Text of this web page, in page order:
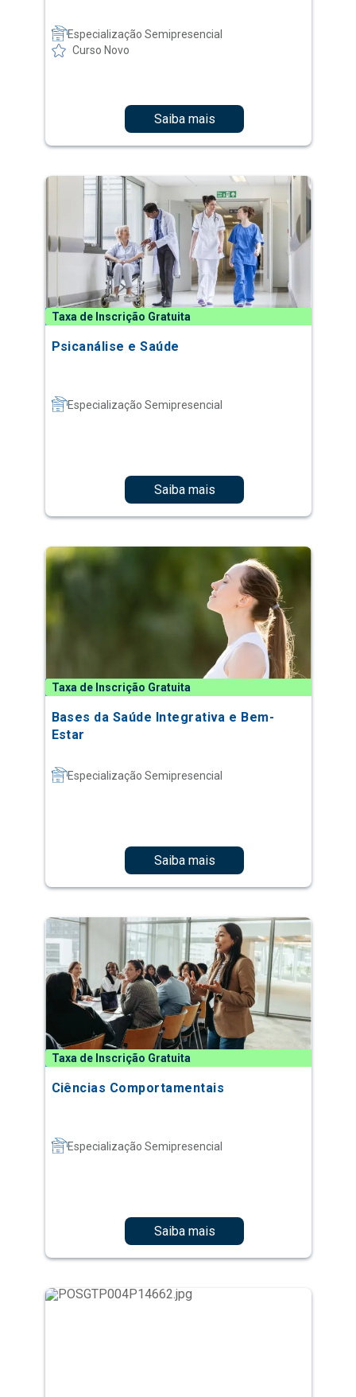
Especialização Semipresencial
Curso Novo
Saiba mais
Taxa de Inscrição Gratuita
Psicanálise e Saúde
Especialização Semipresencial
Saiba mais
Taxa de Inscrição Gratuita
Bases da Saúde Integrativa e Bem-
Estar
Especialização Semipresencial
Saiba mais
Taxa de Inscrição Gratuita
Ciências Comportamentais
Especialização Semipresencial
Saiba mais